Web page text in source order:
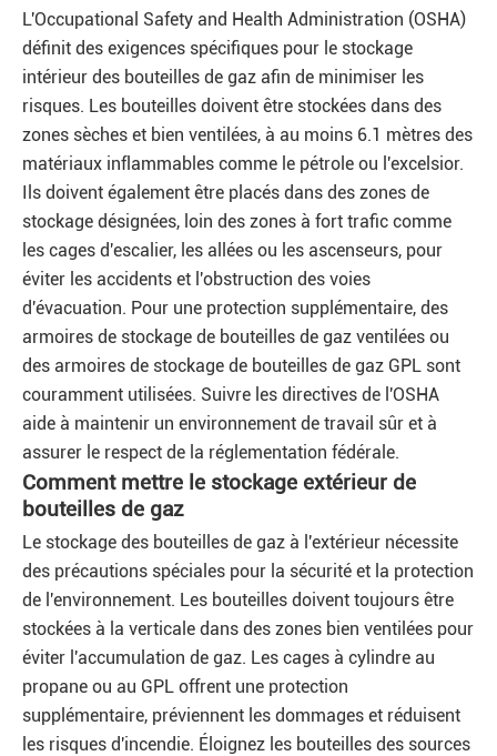
L'Occupational Safety and Health Administration (OSHA)
définit des exigences spécifiques pour le stockage
intérieur des bouteilles de gaz afin de minimiser les
risques. Les bouteilles doivent être stockées dans des
zones sèches et bien ventilées, à au moins 6.1 mètres des
matériaux inflammables comme le pétrole ou l'excelsior.
Ils doivent également être placés dans des zones de
stockage désignées, loin des zones à fort trafic comme
les cages d'escalier, les allées ou les ascenseurs, pour
éviter les accidents et l'obstruction des voies
d'évacuation. Pour une protection supplémentaire, des
armoires de stockage de bouteilles de gaz ventilées ou
des armoires de stockage de bouteilles de gaz GPL sont
couramment utilisées. Suivre les directives de l'OSHA
aide à maintenir un environnement de travail sûr et à
assurer le respect de la réglementation fédérale.
Comment mettre le stockage extérieur de
bouteilles de gaz
Le stockage des bouteilles de gaz à l'extérieur nécessite
des précautions spéciales pour la sécurité et la protection
de l'environnement. Les bouteilles doivent toujours être
stockées à la verticale dans des zones bien ventilées pour
éviter l'accumulation de gaz. Les cages à cylindre au
propane ou au GPL offrent une protection
supplémentaire, préviennent les dommages et réduisent
les risques d'incendie. Éloignez les bouteilles des sources